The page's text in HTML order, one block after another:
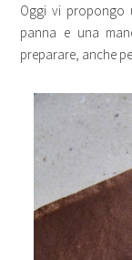
Oggi vi propongo
panna e una
preparare, anche